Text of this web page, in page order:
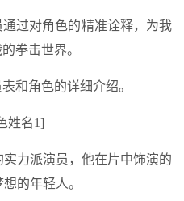
过对角色的精准诠释，为我
拳击世界。
和角色的详细介绍。
姓名1]
力派演员，他在片中饰演的
的年轻人。